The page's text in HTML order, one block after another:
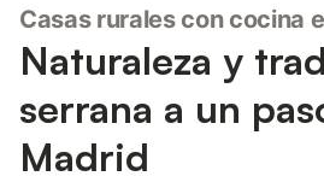
Casas rurales con cocina
Naturaleza y
serrana a un
Madrid